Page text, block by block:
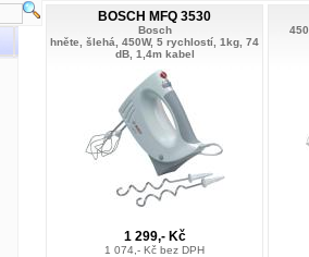
BOSCH MFQ 3530
Bosch
hněte, šlehá, 450W, 5 rychlostí, 1kg, 74
dB, 1,4m kabel
1 299,- Kč
1 074,- Kč bez DPH